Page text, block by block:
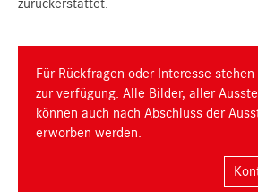
zurückerstattet.
Für Rückfragen oder Interesse
zur verfügung. Alle Bilder, aller
können auch nach Abschluss der
erworben werden.